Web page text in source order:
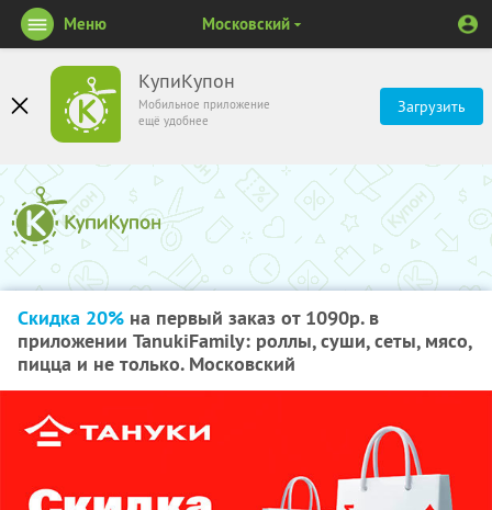
КупиКупон
Мобильное приложение
ещё удобнее
Загрузить
Меню Московский
Скидка 20% на первый заказ от 1090р. в
приложении TanukiFamily: роллы, суши, сеты, мясо,
пицца и не только. Московский